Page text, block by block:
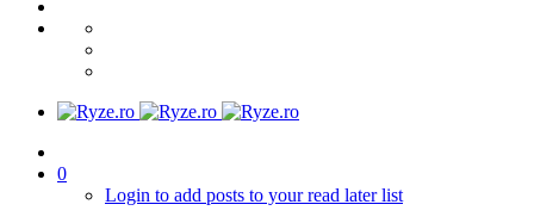
0
Login to add posts to your read later list